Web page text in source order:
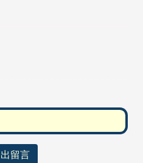
留言